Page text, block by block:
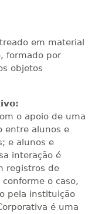
em material
formado por
objetos
o apoio de uma
entre alunos e
e alunos e
interação é
registros de
o caso,
pela instituição
é uma